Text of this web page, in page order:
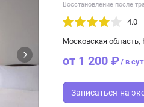
Восстановление после
4.0
Московская область,
от 1 200 ₽/ в
Записаться на